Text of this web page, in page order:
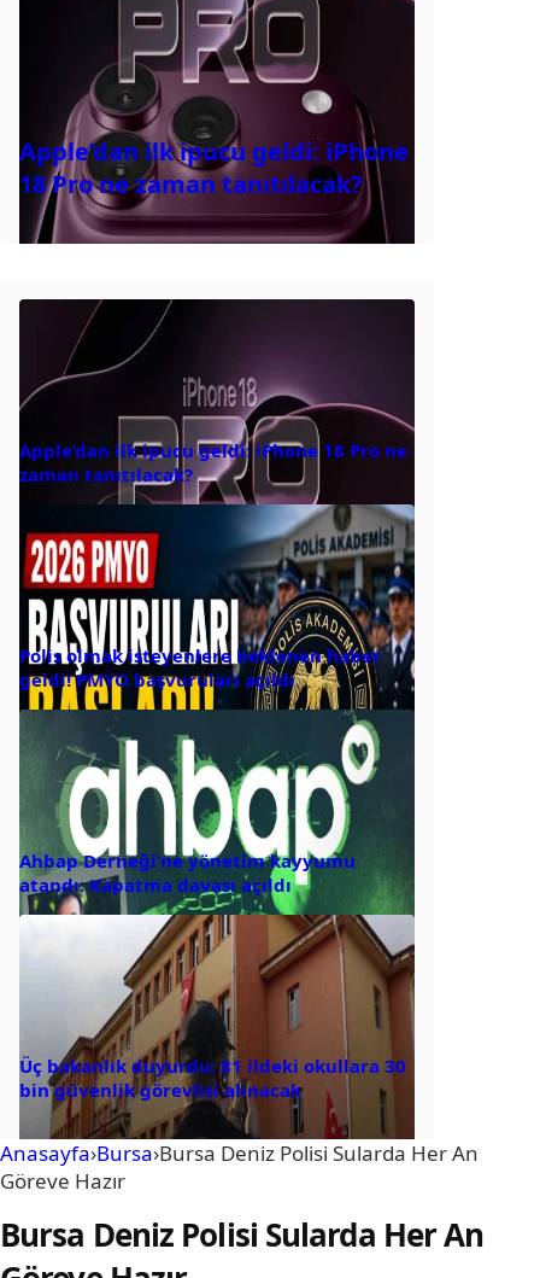
Apple’dan ilk ipucu geldi: iPhone
18 Pro ne zaman tanıtılacak?
Apple’dan ilk ipucu geldi: iPhone 18 Pro ne
zaman tanıtılacak?
Polis olmak isteyenlere beklenen haber
geldi! PMYO başvuruları açıldı
Ahbap Derneği’ne yönetim kayyumu
atandı: Kapatma davası açıldı
Üç bakanlık duyurdu: 81 ildeki okullara 30
bin güvenlik görevlisi alınacak
Anasayfa›Bursa›Bursa Deniz Polisi Sularda Her An
Göreve Hazır
Bursa Deniz Polisi Sularda Her An